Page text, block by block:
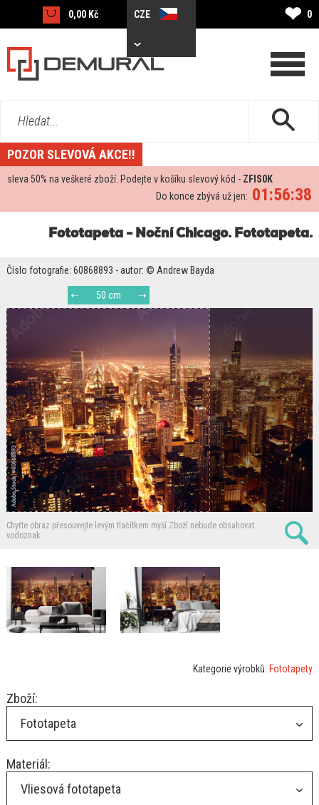
0,00 Kč CZE ❤ 0
Hledat...
POZOR SLEVOVÁ AKCE!!
sleva 50% na veškeré zboží. Podejte v košíku slevový kód - ZFIS0K
01:56:37
Do konce zbývá už jen:
Fototapeta - Noční Chicago. Fototapeta.
Číslo fotografie: 60868893 - autor: © Andrew Bayda
50 cm
Chyťte obraz přesouvejte levým tlačítkem myší Zboží nebude obsahovat
vodoznak
Kategorie výrobků: Fototapety
Zboží:
Fototapeta
Materiál:
Vliesová fototapeta